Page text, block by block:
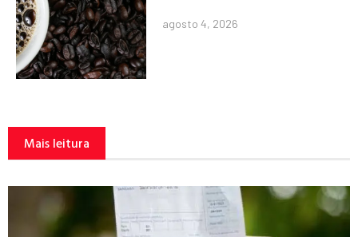
agosto 4, 2026
Mais leitura